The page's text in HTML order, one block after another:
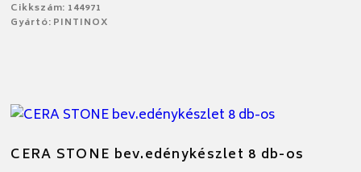
Cikkszám: 144971
Gyártó: PINTINOX
CERA STONE bev.edénykészlet 8 db-os